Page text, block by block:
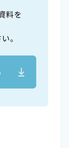
料を
。